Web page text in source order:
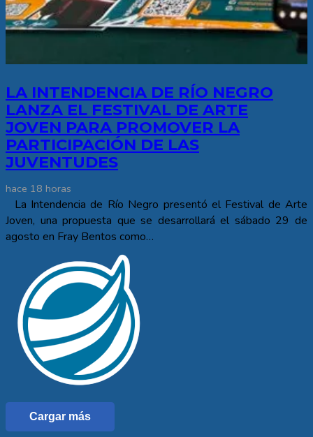
LA INTENDENCIA DE RÍO NEGRO
LANZA EL FESTIVAL DE ARTE
JOVEN PARA PROMOVER LA
PARTICIPACIÓN DE LAS
JUVENTUDES
hace 18 horas
La Intendencia de Río Negro presentó el Festival de Arte
Joven, una propuesta que se desarrollará el sábado 29 de
agosto en Fray Bentos como…
Cargar más